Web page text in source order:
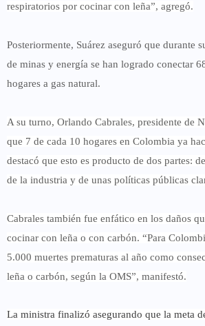
respiratorios por cocinar con leña”, agregó.
Posteriormente, Suárez aseguró que durante
de minas y energía se han logrado conectar
hogares a gas natural.
A su turno, Orlando Cabrales, presidente de
que 7 de cada 10 hogares en Colombia ya
destacó que esto es producto de dos partes:
de la industria y de unas políticas públicas
Cabrales también fue enfático en los daños
cocinar con leña o con carbón. “Para
5.000 muertes prematuras al año como
leña o carbón, según la OMS”, manifestó.
La ministra finalizó asegurando que la meta